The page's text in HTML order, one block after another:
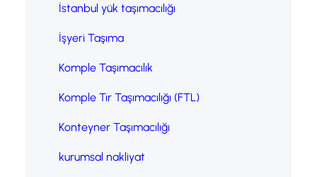
İstanbul yük taşımacılığı
İşyeri Taşıma
Komple Taşımacılık
Komple Tır Taşımacılığı (FTL)
Konteyner Taşımacılığı
kurumsal nakliyat